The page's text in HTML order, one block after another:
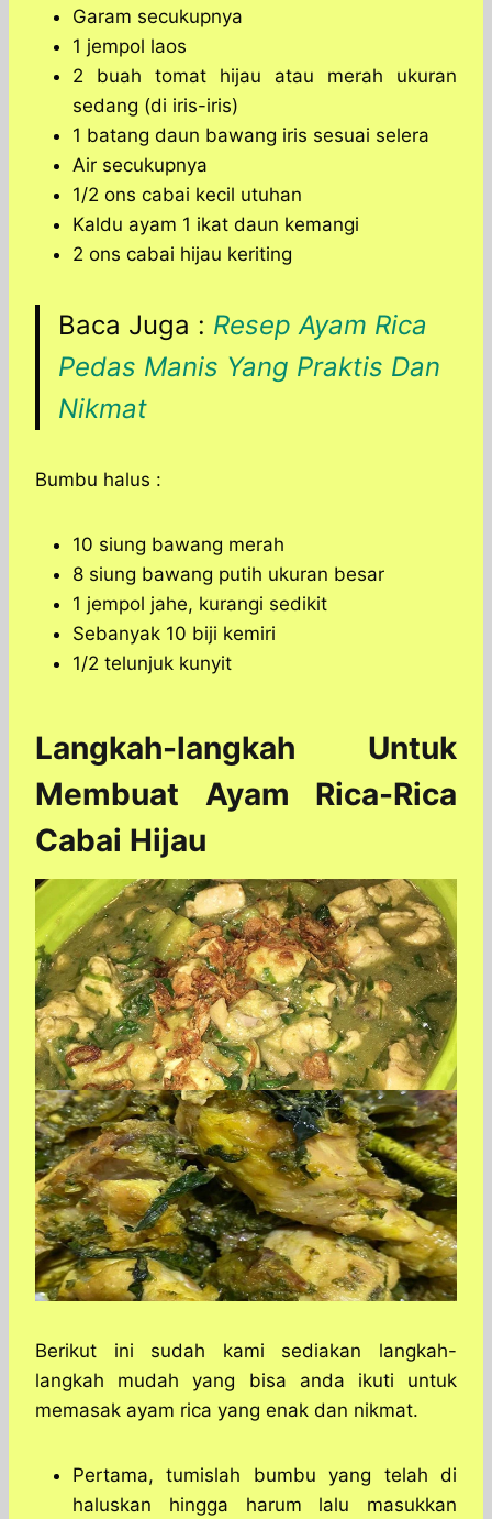
Garam secukupnya
1 jempol laos
2 buah tomat hijau atau merah ukuran
sedang (di iris-iris)
1 batang daun bawang iris sesuai selera
Air secukupnya
1/2 ons cabai kecil utuhan
Kaldu ayam 1 ikat daun kemangi
2 ons cabai hijau keriting
Baca Juga : Resep Ayam Rica
Pedas Manis Yang Praktis Dan
Nikmat
Bumbu halus :
10 siung bawang merah
8 siung bawang putih ukuran besar
1 jempol jahe, kurangi sedikit
Sebanyak 10 biji kemiri
1/2 telunjuk kunyit
Langkah-langkah Untuk
Membuat Ayam Rica-Rica
Cabai Hijau
Berikut ini sudah kami sediakan langkah-
langkah mudah yang bisa anda ikuti untuk
memasak ayam rica yang enak dan nikmat.
Pertama, tumislah bumbu yang telah di
haluskan hingga harum lalu masukkan